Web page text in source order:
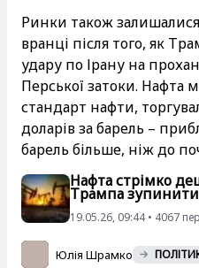
Ринки також залишалися
вранці після того, як
удару по Ірану на
Перської затоки. Нафта
стандарт нафти,
доларів за барель –
барель більше, ніж до
Нафта стрімко
Трампа зупинити
19.05.26, 09:44 • 4067
Юлія Шрамко